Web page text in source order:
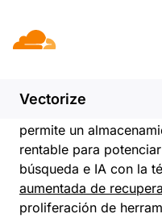
Vectorize
Vectorize
rentable y
permite un
rentable para
búsqueda e IA con la
aumentada de
proliferación de